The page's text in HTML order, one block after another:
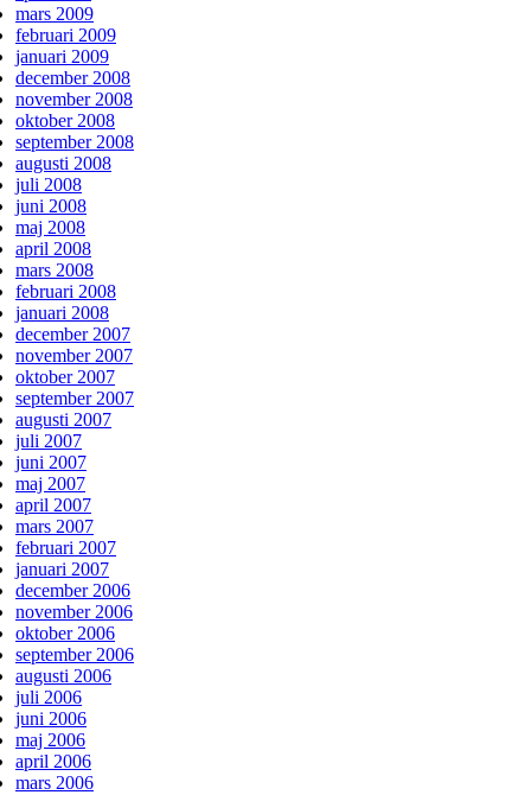
mars 2009
februari 2009
januari 2009
december 2008
november 2008
oktober 2008
september 2008
augusti 2008
juli 2008
juni 2008
maj 2008
april 2008
mars 2008
februari 2008
januari 2008
december 2007
november 2007
oktober 2007
september 2007
augusti 2007
juli 2007
juni 2007
maj 2007
april 2007
mars 2007
februari 2007
januari 2007
december 2006
november 2006
oktober 2006
september 2006
augusti 2006
juli 2006
juni 2006
maj 2006
april 2006
mars 2006